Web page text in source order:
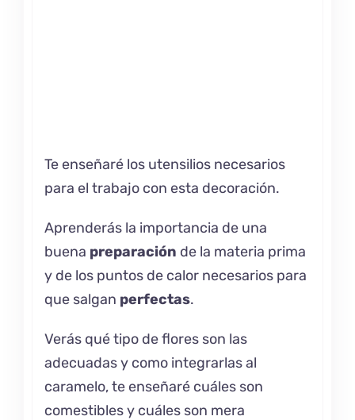
Te enseñaré los utensilios necesarios
para el trabajo con esta decoración.
Aprenderás la importancia de una
buena preparación de la materia prima
y de los puntos de calor necesarios para
que salgan perfectas.
Verás qué tipo de flores son las
adecuadas y como integrarlas al
caramelo, te enseñaré cuáles son
comestibles y cuáles son mera